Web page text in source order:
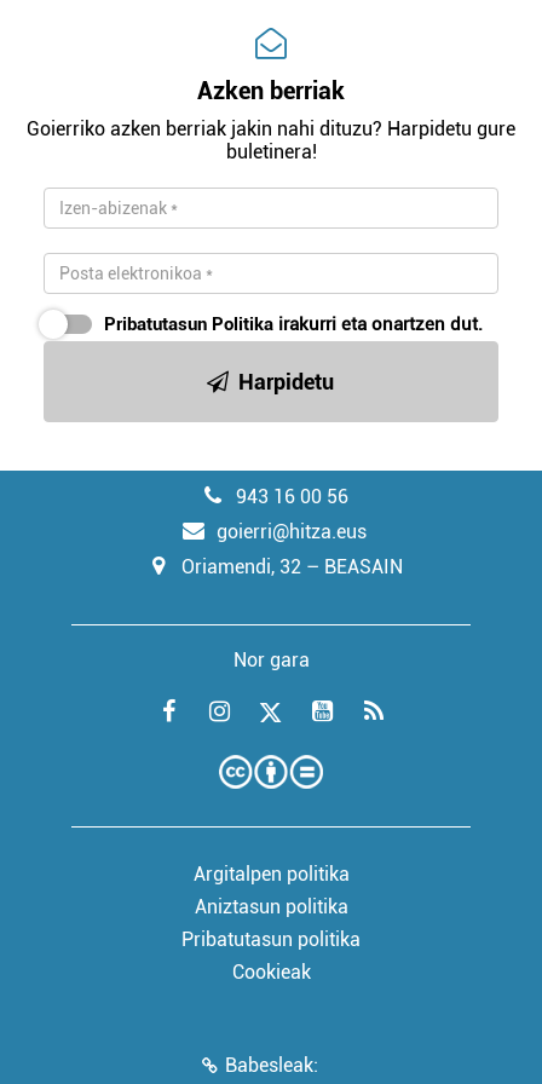
Azken berriak
Goierriko azken berriak jakin nahi dituzu? Harpidetu gure
buletinera!
Pribatutasun Politika irakurri eta onartzen dut.
Harpidetu
943 16 00 56
goierri@hitza.eus
Oriamendi, 32 – BEASAIN
Nor gara
Argitalpen politika
Aniztasun politika
Pribatutasun politika
Cookieak
Babesleak: